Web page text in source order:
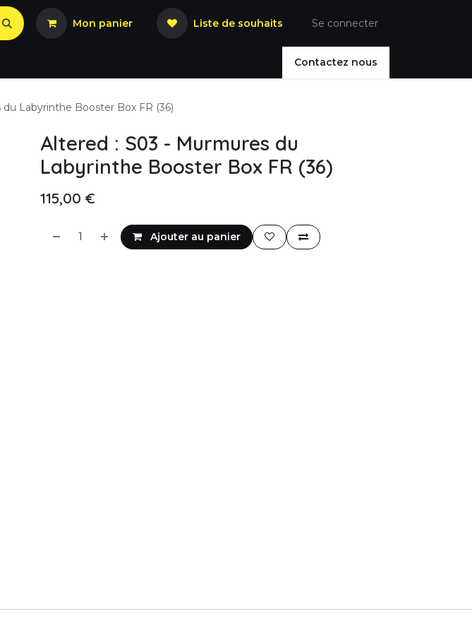
Mon panier
Liste de souhaits Se connecter
Contactez nous
Labyrinthe Booster Box FR (36)
Altered : S03 - Murmures du
Labyrinthe Booster Box FR (36)
115,00 €
Ajouter au panier